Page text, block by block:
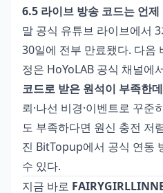
6.5 라이브 방송 코드는 언
말 공식 유튜브 라이브에서
30일에 전부 만료됐다. 다음
정은 HoYoLAB 공식 채널에
코드로 받은 원석이 부족한
뢰·나선 비경·이벤트로 꾸준
도 부족하다면 원신 충전 저
진 BitTopup에서 공식 연동
수 있다.
지금 바로